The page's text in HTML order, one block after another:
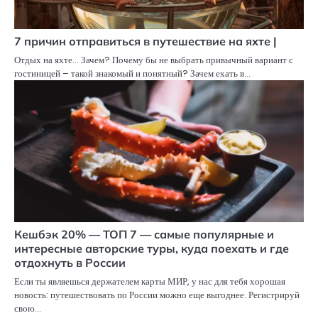
7 причин отправиться в путешествие на яхте |
Отдых на яхте… Зачем? Почему бы не выбрать привычный вариант с
гостиницей – такой знакомый и понятный? Зачем ехать в…
Кешбэк 20% — ТОП 7 — самые популярные и
интересные авторские туры, куда поехать и где
отдохнуть в России
Если ты являешься держателем карты МИР, у нас для тебя хорошая
новость: путешествовать по России можно еще выгоднее. Регистрируй
свою…